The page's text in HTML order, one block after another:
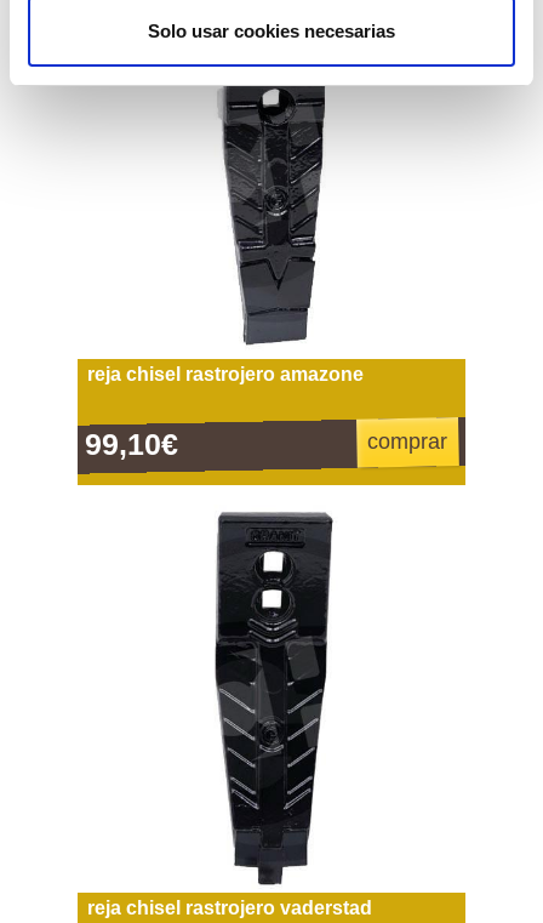
Solo usar cookies necesarias
reja chisel rastrojero amazone
99,10€ comprar
reja chisel rastrojero vaderstad